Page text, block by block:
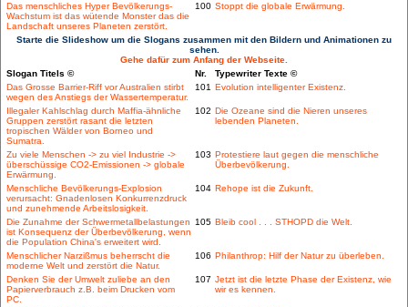
Das menschliches Hyper Bevölkerungs-
Wachstum ist das wütende Monster das die
Landschaft unseres Planeten zerstört.
100 Stoppt die globale Erwärmung.
Starte die Slideshow um die Slogans zusammen mit den Bildern und Animationen zu
sehen.
Gehe dafür zum Anfang der Webseite.
Slogan Titels ©
Nr.
Typewriter Texte ©
Das Grosse Barrier-Riff vor Australien stirbt
wegen des Anstiegs der Wassertemperatur.
101 Evolution intelligenter Existenz.
Illegaler Kahlschlag durch Maffia-ähnliche
Gruppen zerstört rasant die letzten
tropischen Wälder von Borneo und
Sumatra.
102 Die Ozeane sind die Nieren unseres
lebenden Planeten.
Zu viele Menschen -> zu viel Industrie ->
überschüssige CO2-Emissionen -> globale
Erwärmung.
103 Protestiere laut gegen die menschliche
Überbevölkerung.
Menschliche Bevölkerungs-Explosion
verursacht: Gnadenlosen Konkurrenzdruck
und zunehmende Arbeitslosigkeit.
104 Rehope ist die Zukunft.
Die Zunahme der Schwermetallbelastungen
ist Konsequenz der Überbevölkerung, wenn
die Population China's erweitert wird.
105 Bleib cool . . . STHOPD die Welt.
Menschlicher Narzißmus beherrscht die
moderne Welt und zerstört die Natur.
106 Philanthrop: Hilf der Natur zu überleben.
Denken Sie der Umwelt zuliebe an den
Papierverbrauch z.B. beim Drucken vom
PC.
107 Jetzt ist die letzte Phase der Existenz, wie
wir es kennen.